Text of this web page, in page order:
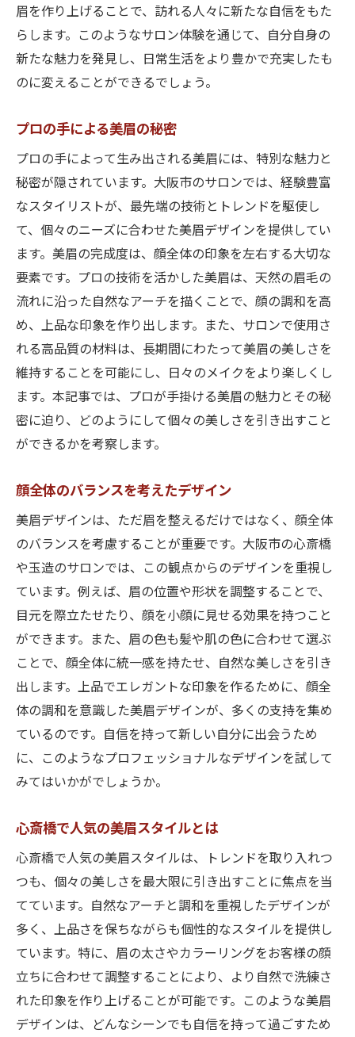
眉を作り上げることで、訪れる人々に新たな自信をもた
らします。このようなサロン体験を通じて、自分自身の
新たな魅力を発見し、日常生活をより豊かで充実したも
のに変えることができるでしょう。
プロの手による美眉の秘密
プロの手によって生み出される美眉には、特別な魅力と
秘密が隠されています。大阪市のサロンでは、経験豊富
なスタイリストが、最先端の技術とトレンドを駆使し
て、個々のニーズに合わせた美眉デザインを提供してい
ます。美眉の完成度は、顔全体の印象を左右する大切な
要素です。プロの技術を活かした美眉は、天然の眉毛の
流れに沿った自然なアーチを描くことで、顔の調和を高
め、上品な印象を作り出します。また、サロンで使用さ
れる高品質の材料は、長期間にわたって美眉の美しさを
維持することを可能にし、日々のメイクをより楽しくし
ます。本記事では、プロが手掛ける美眉の魅力とその秘
密に迫り、どのようにして個々の美しさを引き出すこと
ができるかを考察します。
顔全体のバランスを考えたデザイン
美眉デザインは、ただ眉を整えるだけではなく、顔全体
のバランスを考慮することが重要です。大阪市の心斎橋
や玉造のサロンでは、この観点からのデザインを重視し
ています。例えば、眉の位置や形状を調整することで、
目元を際立たせたり、顔を小顔に見せる効果を持つこと
ができます。また、眉の色も髪や肌の色に合わせて選ぶ
ことで、顔全体に統一感を持たせ、自然な美しさを引き
出します。上品でエレガントな印象を作るために、顔全
体の調和を意識した美眉デザインが、多くの支持を集め
ているのです。自信を持って新しい自分に出会うため
に、このようなプロフェッショナルなデザインを試して
みてはいかがでしょうか。
心斎橋で人気の美眉スタイルとは
心斎橋で人気の美眉スタイルは、トレンドを取り入れつ
つも、個々の美しさを最大限に引き出すことに焦点を当
てています。自然なアーチと調和を重視したデザインが
多く、上品さを保ちながらも個性的なスタイルを提供し
ています。特に、眉の太さやカラーリングをお客様の顔
立ちに合わせて調整することにより、より自然で洗練さ
れた印象を作り上げることが可能です。このような美眉
デザインは、どんなシーンでも自信を持って過ごすため